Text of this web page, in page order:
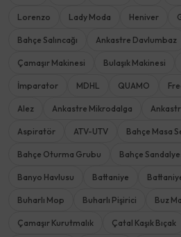
Lorenzo Lady Moda Heniver
Bahçe Salıncağı Ankastre Davlumbaz
Çamaşır Makinesi Bulaşık Makinesi
İmparator MDHL QUAMO
Alez Ankastre Mikrodalga
Aspiratör ATV-UTV Bahçe Masa
Bahçe Oturma Grubu Bahçe
Banyo Havlusu Battaniye
Buharlı Mop Buharlı Pişirici Buz
Çamaşır Kurutmalık Çatal Kaşık Bıçak